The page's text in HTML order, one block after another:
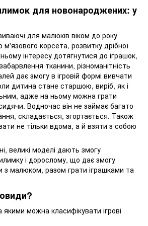
для новонароджених: у
для малюків віком до року
корсета, розвитку дрібної
інтересу дотягнутися до іграшок,
тканини, різноманітність
дає змогу в ігровій формі вивчати
дитина стане старшою, виріб, як і
адже на ньому можна грати
Водночас він не займає багато
складається, згортається. Також
не тільки вдома, а й взяти з собою
великі моделі дають змогу
і дорослому, що дає змогу
з малюком, разом грати іграшками та
якими можна класифікувати ігрові